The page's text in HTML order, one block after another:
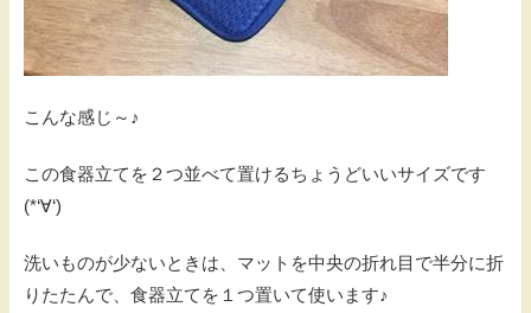
こんな感じ～♪
この食器立てを２つ並べて置けるちょうどいいサイズです
(*‘∀‘)
洗いものが少ないときは、マットを中央の折れ目で半分に折
りたたんで、食器立てを１つ置いて使います♪